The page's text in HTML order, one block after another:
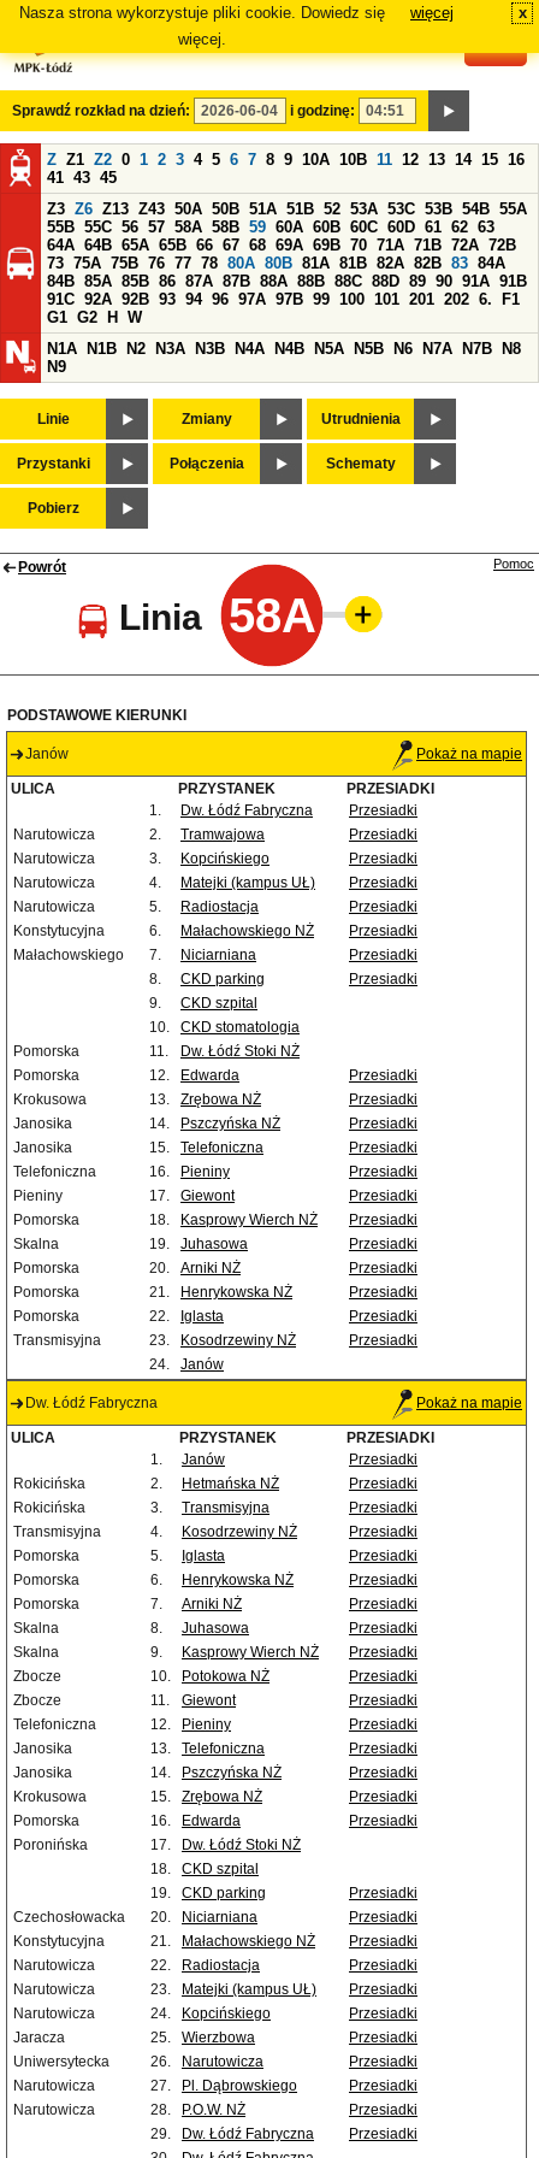
Nasza strona wykorzystuje pliki cookie. Dowiedz się
więcej.
więcej x
Sprawdź rozkład na dzień: i godzinę:
Z Z1 Z2 0 1 2 3 4 5 6 7 8 9 10A 10B 11 12 13 14 15 16
41 43 45
Z3 Z6 Z13 Z43 50A 50B 51A 51B 52 53A 53C 53B 54B 55A
55B 55C 56 57 58A 58B 59 60A 60B 60C 60D 61 62 63
64A 64B 65A 65B 66 67 68 69A 69B 70 71A 71B 72A 72B
73 75A 75B 76 77 78 80A 80B 81A 81B 82A 82B 83 84A
84B 85A 85B 86 87A 87B 88A 88B 88C 88D 89 90 91A 91B
91C 92A 92B 93 94 96 97A 97B 99 100 101 201 202 6.
F1
G1 G2 H
W
N1A
N1B N2 N3A N3B N4A N4B N5A N5B N6 N7A N7B
N8
N9
Linie Zmiany Utrudnienia
Przystanki Połączenia Schematy
Pobierz
Powrót
Linia 58A
Pomoc
PODSTAWOWE KIERUNKI
Janów Pokaż na mapie
ULICA PRZYSTANEK
PRZESIADKI
1.
Dw. Łódź Fabryczna
Przesiadki
Narutowicza
2. Tramwajowa
Przesiadki
Narutowicza
3. Kopcińskiego
Przesiadki
Narutowicza
4. Matejki (kampus UŁ)
Przesiadki
Narutowicza
5. Radiostacja
Przesiadki
Konstytucyjna
6. Małachowskiego NŻ
Przesiadki
Małachowskiego
7. Niciarniana
Przesiadki
8.
CKD parking
Przesiadki
9.
CKD szpital
10.
CKD stomatologia
Pomorska
11.
Dw. Łódź Stoki NŻ
Pomorska
12. Edwarda
Przesiadki
Krokusowa
13. Zrębowa NŻ
Przesiadki
Janosika
14. Pszczyńska NŻ
Przesiadki
Janosika
15. Telefoniczna
Przesiadki
Telefoniczna
16. Pieniny
Przesiadki
Pieniny
17. Giewont
Przesiadki
Pomorska
18. Kasprowy Wierch NŻ
Przesiadki
Skalna
19. Juhasowa
Przesiadki
Pomorska
20. Arniki NŻ
Przesiadki
Pomorska
21. Henrykowska NŻ
Przesiadki
Pomorska
22. Iglasta
Przesiadki
Transmisyjna
23. Kosodrzewiny NŻ
Przesiadki
24.
Janów
Dw. Łódź Fabryczna Pokaż na mapie
ULICA PRZYSTANEK
PRZESIADKI
1.
Janów
Przesiadki
Rokicińska
2. Hetmańska NŻ
Przesiadki
Rokicińska
3. Transmisyjna
Przesiadki
Transmisyjna
4. Kosodrzewiny NŻ
Przesiadki
Pomorska
5. Iglasta
Przesiadki
Pomorska
6. Henrykowska NŻ
Przesiadki
Pomorska
7. Arniki NŻ
Przesiadki
Skalna
8. Juhasowa
Przesiadki
Skalna
9. Kasprowy Wierch NŻ
Przesiadki
Zbocze
10. Potokowa NŻ
Przesiadki
Zbocze
11. Giewont
Przesiadki
Telefoniczna
12. Pieniny
Przesiadki
Janosika
13. Telefoniczna
Przesiadki
Janosika
14. Pszczyńska NŻ
Przesiadki
Krokusowa
15. Zrębowa NŻ
Przesiadki
Pomorska
16. Edwarda
Przesiadki
Poronińska
17.
Dw. Łódź Stoki NŻ
18.
CKD szpital
19.
CKD parking
Przesiadki
Czechosłowacka
20. Niciarniana
Przesiadki
Konstytucyjna
21. Małachowskiego NŻ
Przesiadki
Narutowicza
22. Radiostacja
Przesiadki
Narutowicza
23. Matejki (kampus UŁ)
Przesiadki
Narutowicza
24. Kopcińskiego
Przesiadki
Jaracza
25. Wierzbowa
Przesiadki
Uniwersytecka
26. Narutowicza
Przesiadki
Narutowicza
27. Pl. Dąbrowskiego
Przesiadki
Narutowicza
28. P.O.W. NŻ
Przesiadki
29.
Dw. Łódź Fabryczna
Przesiadki